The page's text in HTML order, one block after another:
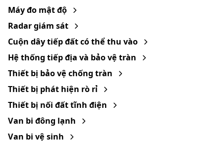
Máy đo mật độ
Radar giám sát
Cuộn dây tiếp đất có thể thu vào
Hệ thống tiếp địa và bảo vệ tràn
Thiết bị bảo vệ chống tràn
Thiết bị phát hiện rò rỉ
Thiết bị nối đất tĩnh điện
Van bi đông lạnh
Van bi vệ sinh